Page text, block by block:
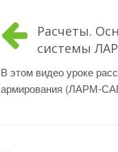
Расчеты.
системы
В этом видео уроке
армирования (ЛАРМ-